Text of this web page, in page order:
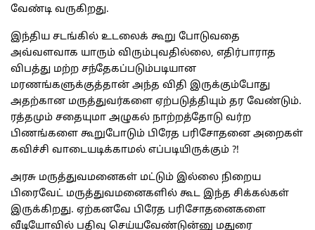
வேண்டி வருகிறது.
இந்திய சடங்கில் உடலைக் கூறு போடுவதை
அவ்வளவாக யாரும் விரும்புவதில்லை, எதிர்பாராத
விபத்து மற்ற சந்தேகப்படும்படியான
மரணங்களுக்குத்தான் அந்த விதி இருக்கும்போது
அதற்கான மருத்துவர்களை ஏற்படுத்தியும் தர வேண்டும்.
ரத்தமும் சதையுமா அழுகல் நாற்றத்தோடு வர்ற
பிணங்களை கூறுபோடும் பிரேத பரிசோதனை அறைகள்
கவிச்சி வாடையடிக்காமல் எப்படியிருக்கும் ?!
அரசு மருத்துவமனைகள் மட்டும் இல்லை நிறைய
பிரைவேட் மருத்துவமனைகளில் கூட இந்த சிக்கல்கள்
இருக்கிறது. ஏற்கனவே பிரேத பரிசோதனைகளை
வீடியோவில் பதிவு செய்யவேண்டுன்னு மதுரை